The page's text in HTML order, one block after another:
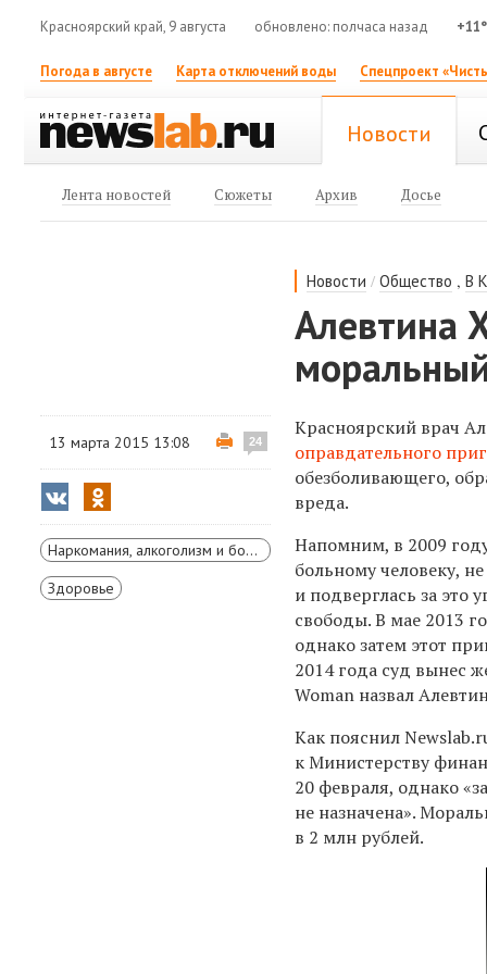
Красноярский край, 9 августа обновлено: полчаса назад
Погода в августе Карта отключений воды Спецпроект
Новости
Лента новостей Сюжеты Архив Досье
Новости /Общество ,В
Алевтина
13 марта 2015 13:08 24
Наркомания, алкоголизм и борьба с ними
Здоровье
Красноярский врач
оправдательного
обезболивающего,
вреда.
Напомним, в 2009
больному человеку,
и подверглась за это
свободы. В мае 2013
однако затем этот
2014 года суд вынес
Woman назвал
Как пояснил
к Министерству
20 февраля, однако
не назначена».
в 2 млн рублей.